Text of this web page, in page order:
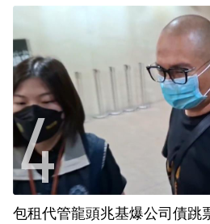
包租代管龍頭兆基爆公司債跳